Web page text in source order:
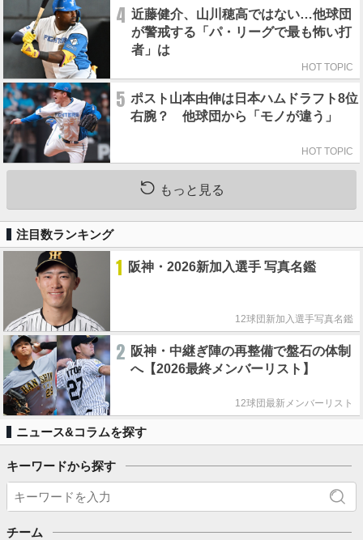
4 近藤健介、山川穂高ではない…他球団
が警戒する「パ・リーグで最も怖い打
者」は
HOT TOPIC
5 ポスト山本由伸は日本ハムドラフト8位
右腕？ 他球団から「モノが違う」
HOT TOPIC
もっと見る
注目数ランキング
1 阪神・2026新加入選手 写真名鑑
12球団新加入選手写真名鑑
2 阪神・中継ぎ陣の再整備で盤石の体制
へ【2026最終メンバーリスト】
12球団最新メンバーリスト
ニュース&コラムを探す
キーワードから探す
チーム